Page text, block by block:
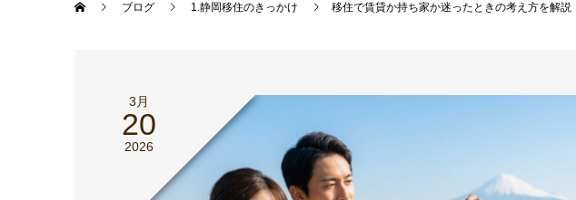
ブログ 1.静岡移住のきっかけ 移住で賃貸か持ち家か迷ったときの考え方を解説
3月
20
2026